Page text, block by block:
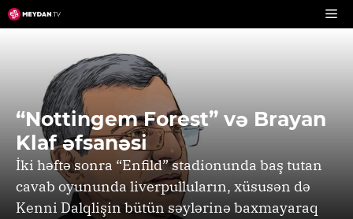
Skip
to
“Nottingem Forest” və Brayan
Klaf əfsanəsi
İki həftə sonra “Enfild” stadionunda baş tutan
cavab oyununda liverpulluların, xüsusən də
Kenni Dalqlişin bütün səylərinə baxmayaraq